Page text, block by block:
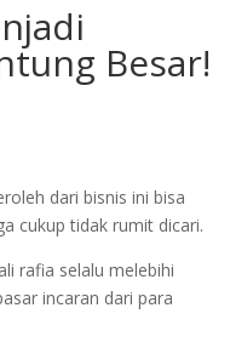
Besar!
dari bisnis ini bisa
cukup tidak rumit dicari.
rafia selalu melebihi
incaran dari para